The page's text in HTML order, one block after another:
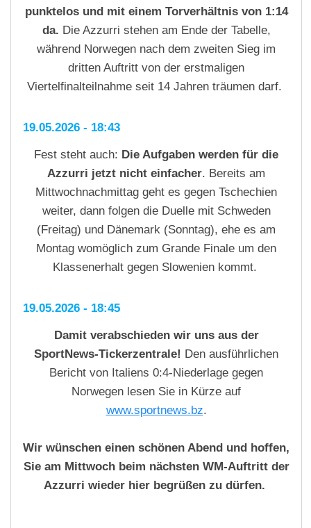
punktelos und mit einem Torverhältnis von 1:14
da. Die Azzurri stehen am Ende der Tabelle,
während Norwegen nach dem zweiten Sieg im
dritten Auftritt von der erstmaligen
Viertelfinalteilnahme seit 14 Jahren träumen darf.
19.05.2026 - 18:43
Fest steht auch: Die Aufgaben werden für die
Azzurri jetzt nicht einfacher. Bereits am
Mittwochnachmittag geht es gegen Tschechien
weiter, dann folgen die Duelle mit Schweden
(Freitag) und Dänemark (Sonntag), ehe es am
Montag womöglich zum Grande Finale um den
Klassenerhalt gegen Slowenien kommt.
19.05.2026 - 18:45
Damit verabschieden wir uns aus der
SportNews-Tickerzentrale! Den ausführlichen
Bericht von Italiens 0:4-Niederlage gegen
Norwegen lesen Sie in Kürze auf
www.sportnews.bz.
Wir wünschen einen schönen Abend und hoffen,
Sie am Mittwoch beim nächsten WM-Auftritt der
Azzurri wieder hier begrüßen zu dürfen.